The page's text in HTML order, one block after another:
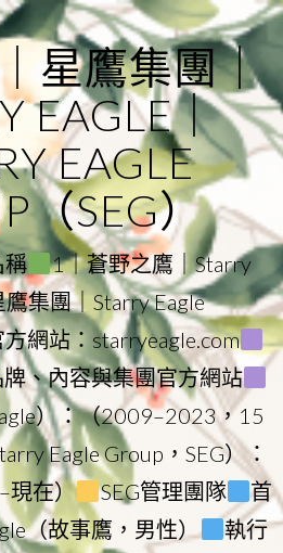
星鷹集團｜
EAGLE｜
EAGLE
（SEG）
稱
1｜蒼野之鷹｜Starry
集團｜Starry Eagle
網站：starryeagle.com
、內容與集團官方網站
）：（2009–2023，15
Eagle Group，SEG）：
現在）
SEG管理團隊
首
（故事鷹，男性）
執行